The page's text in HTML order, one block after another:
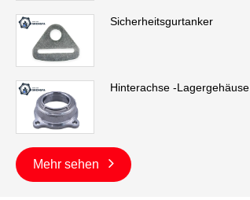
Sicherheitsgurtanker
Hinterachse -Lagergehäuse
Mehr sehen